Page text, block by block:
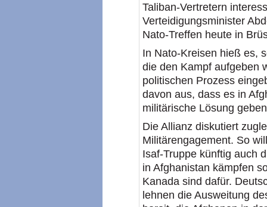
Taliban-Vertretern
Verteidigungsminister
Nato-Treffen heute in
In Nato-Kreisen hieß es,
die den Kampf aufgeben
politischen Prozess
davon aus, dass es in
militärische Lösung
Die Allianz diskutiert
Militärengagement. So
Isaf-Truppe künftig auch
in Afghanistan kämpfen
Kanada sind dafür.
lehnen die Ausweitung